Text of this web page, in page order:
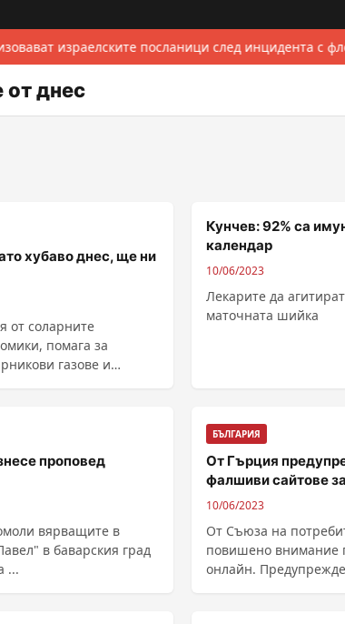
израелските посланици след инцидента с
от днес
хубаво днес, ще ни
от соларните
помага за
газове и
Кунчев: 92% са
календар
10/06/2023
Лекарите да
маточната шийка
проповед
вярващите в
в баварския град
...
БЪЛГАРИЯ
От Гърция
фалшиви сайтове
10/06/2023
От Съюза на
повишено внимание
онлайн.